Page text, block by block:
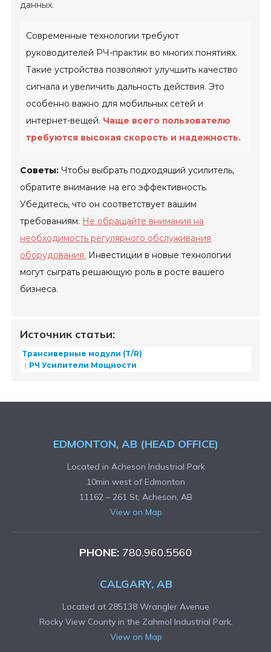
данных.
Современные технологии требуют
руководителей РЧ-практик во многих понятиях.
Такие устройства позволяют улучшить качество
сигнала и увеличить дальность действия. Это
особенно важно для мобильных сетей и
интернет-вещей. Чаще всего пользователю
требуются высокая скорость и надежность.
Советы: Чтобы выбрать подходящий усилитель,
обратите внимание на его эффективность.
Убедитесь, что он соответствует вашим
требованиям. Не обращайте внимания на
необходимость регулярного обслуживания
оборудования. Инвестиции в новые технологии
могут сыграть решающую роль в росте вашего
бизнеса.
Источник статьи:
Трансиверные модули (T/R)
РЧ Усилители Мощности
EDMONTON, AB (HEAD OFFICE)
Located in Acheson Industrial Park
10min west of Edmonton
11162 – 261 St, Acheson, AB
View on Map
PHONE: 780.960.5560
CALGARY, AB
Located at 285138 Wrangler Avenue
Rocky View County in the Zahmol Industrial Park.
View on Map